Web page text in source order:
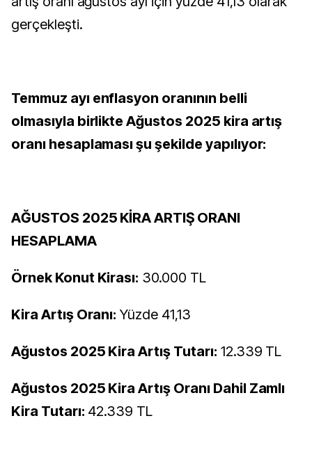
gerçekleşti.
Temmuz ayı enflasyon oranının belli
olmasıyla birlikte Ağustos 2025 kira artış
oranı hesaplaması şu şekilde yapılıyor:
AĞUSTOS 2025 KİRA ARTIŞ ORANI
HESAPLAMA
Örnek Konut Kirası: 30.000 TL
Kira Artış Oranı: Yüzde 41,13
Ağustos 2025 Kira Artış Tutarı: 12.339 TL
Ağustos 2025 Kira Artış Oranı Dahil Zamlı
Kira Tutarı: 42.339 TL